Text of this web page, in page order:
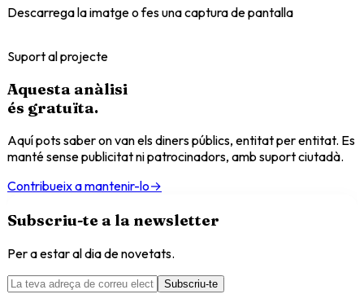
Descarrega la imatge o fes una captura de pantalla
Suport al projecte
Aquesta anàlisi
és gratuïta.
Aquí pots saber on van els diners públics, entitat per entitat. Es
manté sense publicitat ni patrocinadors, amb suport ciutadà.
Contribueix a mantenir-lo→
Subscriu-te a la newsletter
Per a estar al dia de novetats.
Subscriu-te